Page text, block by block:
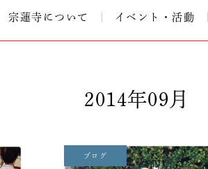
宗蓮寺について イベント・活動
2014年09月
ブログ